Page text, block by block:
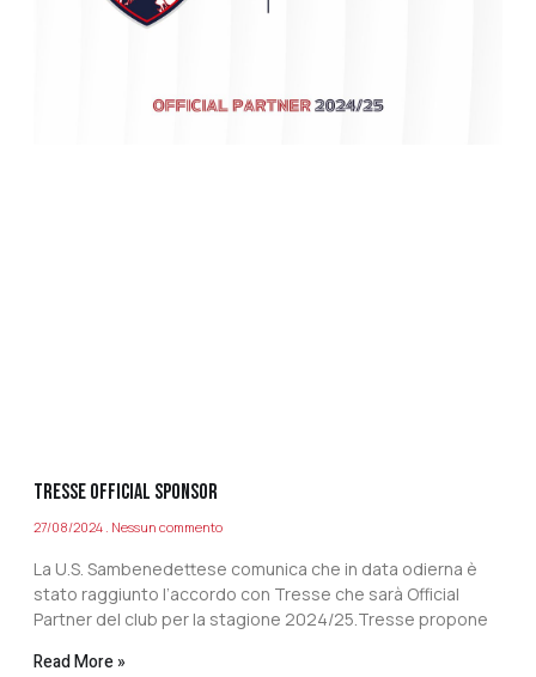
TRESSE OFFICIAL SPONSOR
27/08/2024 Nessun commento
La U.S. Sambenedettese comunica che in data odierna è
stato raggiunto l’accordo con Tresse che sarà Official
Partner del club per la stagione 2024/25.Tresse propone
Read More »